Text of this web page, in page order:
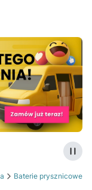
Baterie prysznicowe